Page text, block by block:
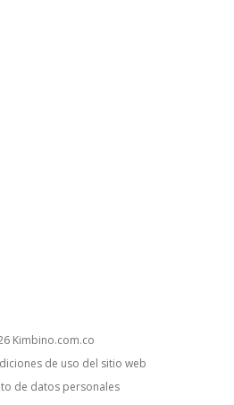
kimbino.com.co
de uso del sitio web
de datos personales